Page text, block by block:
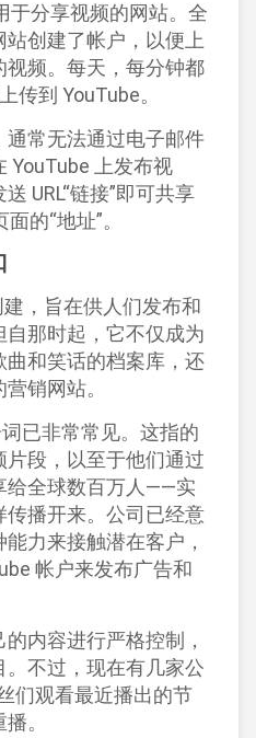
于分享视频的网站。全
创建了帐户，以便上
频。每天，每分钟都
传到 YouTube。
常无法通过电子邮件
YouTube 上发布视
URL“链接”即可共享
的“地址”。
，旨在供人们发布和
那时起，它不仅成为
和笑话的档案库，还
销网站。
已非常常见。这指的
段，以至于他们通过
给全球数百万人——实
传播开来。公司已经意
力来接触潜在客户，
帐户来发布广告和
内容进行严格控制，
不过，现在有几家公
们观看最近播出的节
。